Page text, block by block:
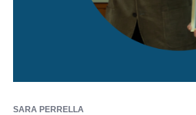
SARA PERRELLA